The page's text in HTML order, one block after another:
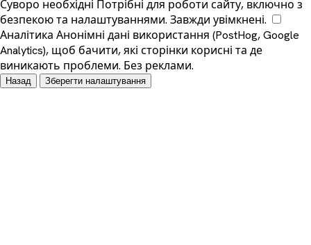
Суворо необхідні Потрібні для роботи сайту, включно з
безпекою та налаштуваннями. Завжди увімкнені.
Аналітика Анонімні дані використання (PostHog, Google
Analytics), щоб бачити, які сторінки корисні та де
виникають проблеми. Без реклами.
Назад Зберегти налаштування